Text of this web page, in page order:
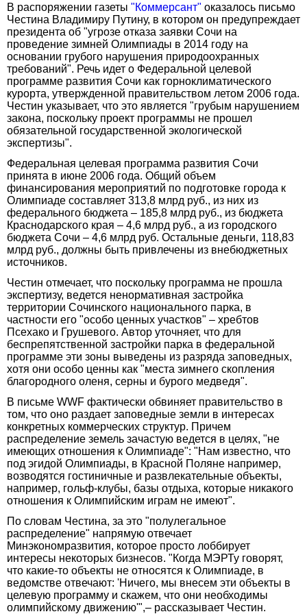
В распоряжении газеты "Коммерсант" оказалось письмо
Честина Владимиру Путину, в котором он предупреждает
президента об "угрозе отказа заявки Сочи на
проведение зимней Олимпиады в 2014 году на
основании грубого нарушения природоохранных
требований". Речь идет о Федеральной целевой
программе развития Сочи как горноклиматического
курорта, утвержденной правительством летом 2006 года.
Честин указывает, что это является "грубым нарушением
закона, поскольку проект программы не прошел
обязательной государственной экологической
экспертизы".
Федеральная целевая программа развития Сочи
принята в июне 2006 года. Общий объем
финансирования мероприятий по подготовке города к
Олимпиаде составляет 313,8 млрд руб., из них из
федерального бюджета – 185,8 млрд руб., из бюджета
Краснодарского края – 4,6 млрд руб., а из городского
бюджета Сочи – 4,6 млрд руб. Остальные деньги, 118,83
млрд руб., должны быть привлечены из внебюджетных
источников.
Честин отмечает, что поскольку программа не прошла
экспертизу, ведется ненормативная застройка
территории Сочинского национального парка, в
частности его "особо ценных участков" – хребтов
Псехако и Грушевого. Автор уточняет, что для
беспрепятственной застройки парка в федеральной
программе эти зоны выведены из разряда заповедных,
хотя они особо ценны как "места зимнего скопления
благородного оленя, серны и бурого медведя".
В письме WWF фактически обвиняет правительство в
том, что оно раздает заповедные земли в интересах
конкретных коммерческих структур. Причем
распределение земель зачастую ведется в целях, "не
имеющих отношения к Олимпиаде": "Нам известно, что
под эгидой Олимпиады, в Красной Поляне например,
возводятся гостиничные и развлекательные объекты,
например, гольф-клубы, базы отдыха, которые никакого
отношения к Олимпийским играм не имеют".
По словам Честина, за это "полулегальное
распределение" напрямую отвечает
Минэкономразвития, которое просто лоббирует
интересы некоторых бизнесов. "Когда МЭРТу говорят,
что какие-то объекты не относятся к Олимпиаде, в
ведомстве отвечают: 'Ничего, мы внесем эти объекты в
целевую программу и скажем, что они необходимы
олимпийскому движению'",– рассказывает Честин.